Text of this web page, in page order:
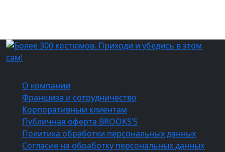
О компании
Франшиза и сотрудничество
Корпоративным клиентам
Публичная оферта BROOKS’S
Политика обработки персональных данных
Согласие на обработку персональных данных